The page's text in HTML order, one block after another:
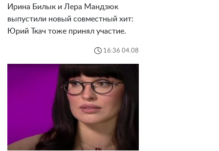
Ирина Билык и Лера Мандзюк
выпустили новый совместный хит:
Юрий Ткач тоже принял участие.
16:36 04.08